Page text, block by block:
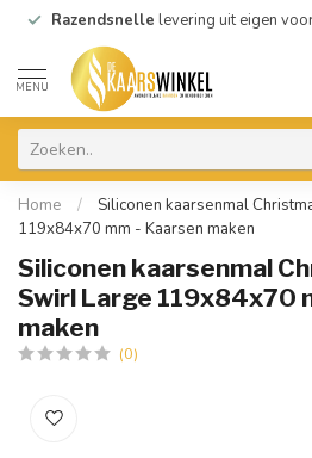
Razendsnelle levering uit eigen
MENU
Home /
Siliconen kaarsenmal
119x84x70 mm - Kaarsen maken
Siliconen kaarsenmal
Swirl Large 119x84x70
maken
(0)